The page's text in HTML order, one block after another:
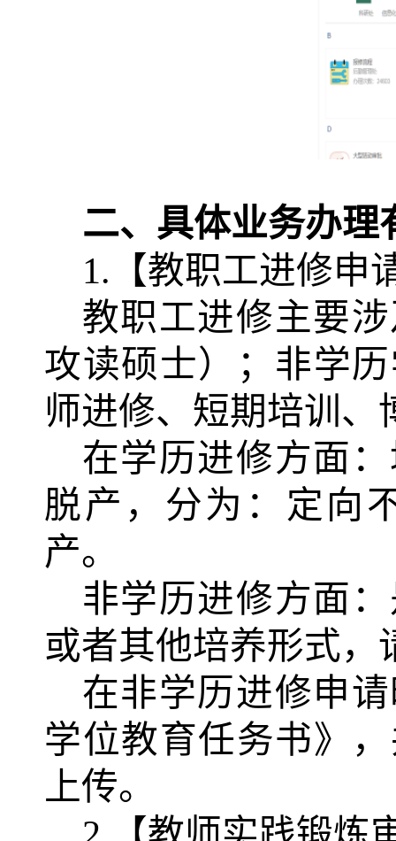
二、具体业务办理
1.【教职工进修申
教职工进修主要
攻读硕士）；非学
师进修、短期培训、
在学历进修方面
脱产，分为：定向
产。
非学历进修方面
或者其他培养形式，
在非学历进修申
学位教育任务书》
上传。